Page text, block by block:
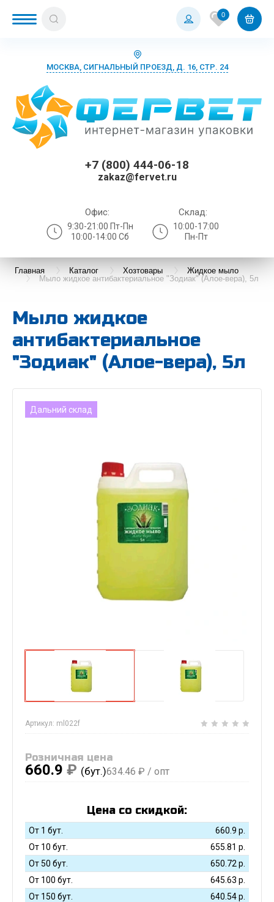
0
МОСКВА, СИГНАЛЬНЫЙ ПРОЕЗД, Д. 16, СТР. 24
+7 (800) 444-06-18
zakaz@fervet.ru
Офис:
9:30-21:00 Пт-Пн
10:00-14:00 Сб
Склад:
10:00-17:00
Пн-Пт
Главная Каталог Хозтовары
Жидкое мыло
Мыло жидкое антибактериальное "Зодиак" (Алое-вера), 5л
Мыло жидкое
антибактериальное
"Зодиак" (Алое-вера), 5л
Дальний склад
Артикул: ml022f
Розничная цена
660.9 ₽ (бут.)634.46 ₽ / опт
Цена со скидкой:
От 1 бут. 660.9 р.
От 10 бут.
655.81 р.
От 50 бут.
650.72 р.
От 100 бут.
645.63 р.
От 150 бут.
640.54р.